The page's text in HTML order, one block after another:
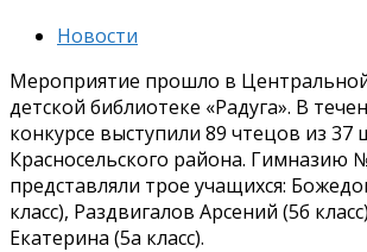
Новости
Мероприятие прошло в
детской библиотеке «Радуга». В
конкурсе выступили 89 чтецов из 37
Красносельского района. Гимназию
представляли трое учащихся:
класс), Раздвигалов Арсений (5б
Екатерина (5а класс).